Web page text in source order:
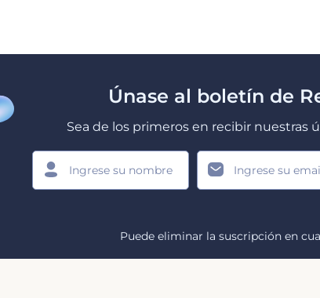
Únase al boletín de
Sea de los primeros en recibir nuestras
Puede eliminar la suscripción en